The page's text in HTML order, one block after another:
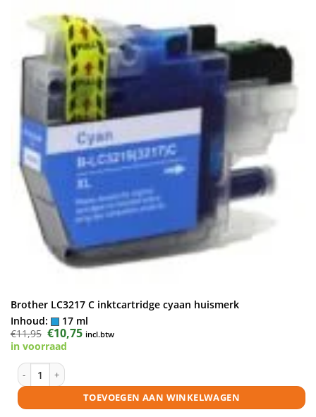
Brother LC3217 C inktcartridge cyaan huismerk
Inhoud:
17 ml
€11,95 Oorspronkelijke
prijs
was:
€10,75Huidige
prijs
incl.btw
in voorraad
Brother LC3217 C inktcartridge cyaan huismerk aantal
TOEVOEGEN AAN WINKELWAGEN